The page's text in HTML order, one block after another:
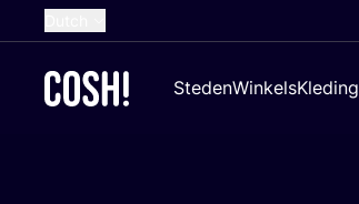
French
StedenWinkelsKleding